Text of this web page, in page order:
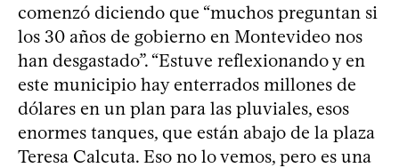
comenzó diciendo que “muchos preguntan si
los 30 años de gobierno en Montevideo nos
han desgastado”. “Estuve reflexionando y en
este municipio hay enterrados millones de
dólares en un plan para las pluviales, esos
enormes tanques, que están abajo de la plaza
Teresa Calcuta. Eso no lo vemos, pero es una